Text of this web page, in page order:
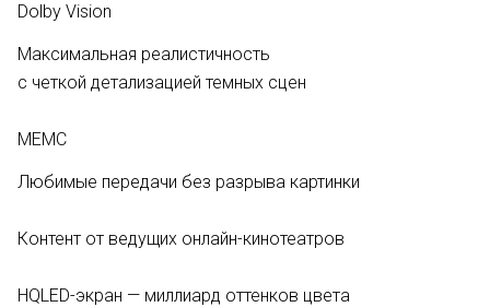
Dolby Vision
Максимальная реалистичность
с четкой детализацией темных сцен
MEMC
Любимые передачи без разрыва картинки
Контент от ведущих онлайн-кинотеатров
HQLED-экран — миллиард оттенков цвета